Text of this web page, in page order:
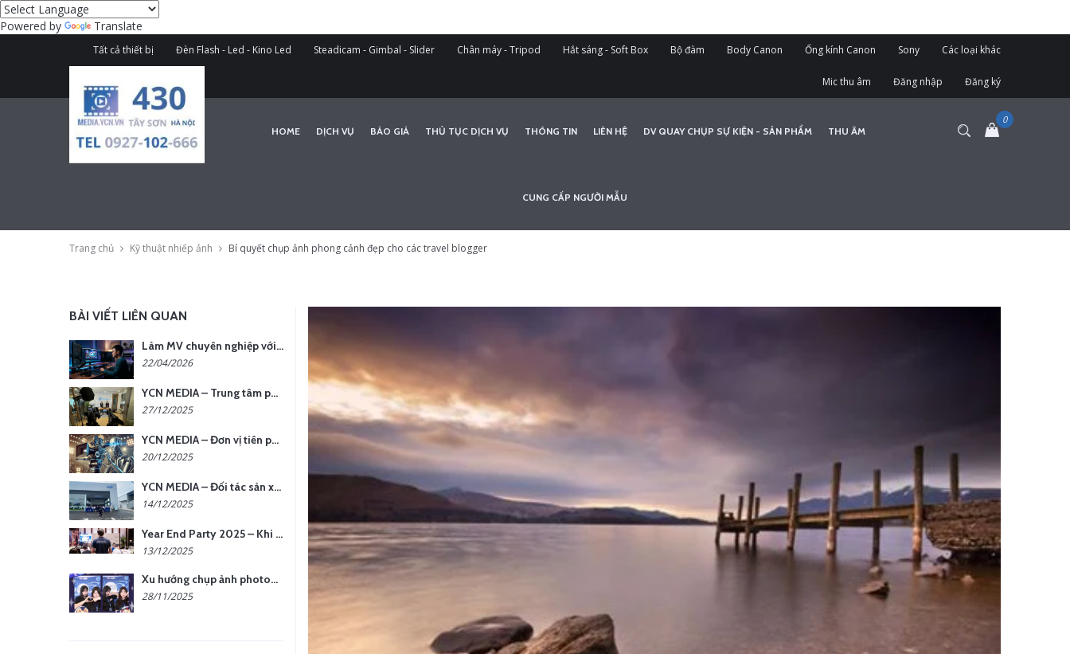
Powered by Translate
Tất cả thiết bị Đèn Flash - Led - Kino Led Steadicam - Gimbal - Slider Chân máy - Tripod Hắt sáng - Soft Box Bộ đàm Body Canon Ống kính Canon Sony Các loại khác
Mic thu âm Đăng nhập Đăng ký
HOME DỊCH VỤ BÁO GIÁ THỦ TỤC DỊCH VỤ THÔNG TIN LIÊN HỆ DV QUAY CHỤP SỰ KIỆN - SẢN PHẨM THU ÂM
CUNG CẤP NGƯỜI MẪU
Trang chủ Kỹ thuật nhiếp ảnh Bí quyết chụp ảnh phong cảnh đẹp cho các travel blogger
BÀI VIẾT LIÊN QUAN
Làm MV chuyên nghiệp với chi phí tối ưu: nên chọn quay thực tế hay video AI?
22/04/2026
YCN MEDIA – Trung tâm phụ kiện quay chụp tại Hà Nội
27/12/2025
YCN MEDIA – Đơn vị tiên phong sản xuất hình ảnh & âm thanh bằng AI tại Hà Nội
20/12/2025
YCN MEDIA – Đối tác sản xuất hình ảnh chuyên nghiệp cho doanh nghiệp tại Hà Nội
14/12/2025
Year End Party 2025 – Khi Khoảnh Khắc Trở Thành Dấu Ấn | Gói Ưu Đãi Tháng 12 Từ YCN Media
13/12/2025
Xu hướng chụp ảnh photobooth tại các sự kiện hiện nay
28/11/2025